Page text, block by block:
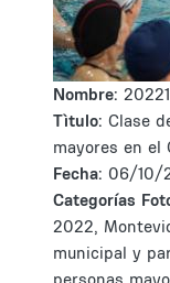
Nombre:
Tìtulo: Clase
mayores en el
Fecha: 06/10/
Categorías
2022,
municipal y